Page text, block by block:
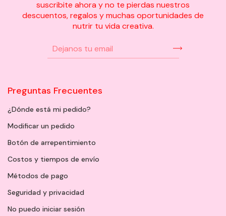
suscribite ahora y no te pierdas nuestros
descuentos, regalos y muchas oportunidades de
nutrir tu vida creativa.
Preguntas Frecuentes
¿Dónde está mi pedido?
Modificar un pedido
Botón de arrepentimiento
Costos y tiempos de envío
Métodos de pago
Seguridad y privacidad
No puedo iniciar sesión